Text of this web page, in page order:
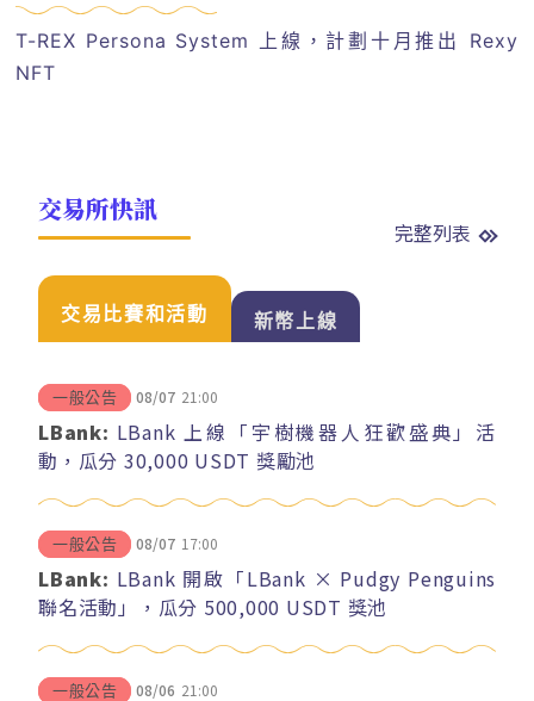
T-REX Persona System 上線，計劃十月推出 Rexy
NFT
交易所快訊
完整列表
交易比賽和活動 新幣上線
一般公告 08/07 21:00
LBank: LBank 上線「宇樹機器人狂歡盛典」活
動，瓜分 30,000 USDT 獎勵池
一般公告 08/07 17:00
LBank: LBank 開啟「LBank × Pudgy Penguins
聯名活動」，瓜分 500,000 USDT 獎池
一般公告 08/06 21:00